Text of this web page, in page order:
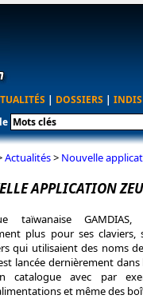
| DOSSIERS |
Actualités> Nouvelle
APPLICATION
taïwanaise
plus pour ses claviers,
qui utilisaient des noms
lancée dernièrement
catalogue avec par
et même des